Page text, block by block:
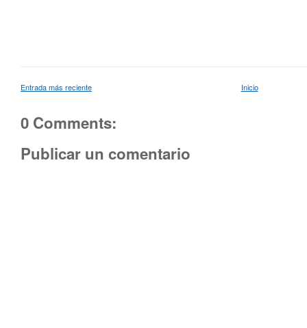
Entrada más reciente Inicio
0 Comments:
Publicar un comentario